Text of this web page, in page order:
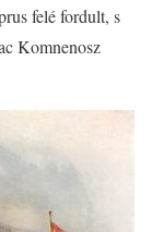
felé fordult, s
Komnenosz